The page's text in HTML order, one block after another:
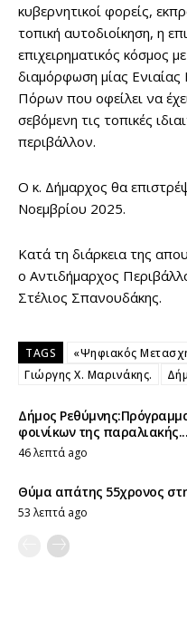
κυβερνητικοί φορείς,
τοπική αυτοδιοίκηση, η
επιχειρηματικός κόσμος
διαμόρφωση μίας Ενιαίας
Πόρων που οφείλει να
σεβόμενη τις τοπικές
περιβάλλον.
Ο κ. Δήμαρχος θα
Νοεμβρίου 2025.
Κατά τη διάρκεια της
ο Αντιδήμαρχος
Στέλιος Σπανουδάκης.
TAGS «Ψηφιακός
Γιώργης Χ. Μαρινάκης.
Δήμος
φοινίκων της παραλιακής...
46 λεπτά ago
Θύμα απάτης 55χρονος
53 λεπτά ago